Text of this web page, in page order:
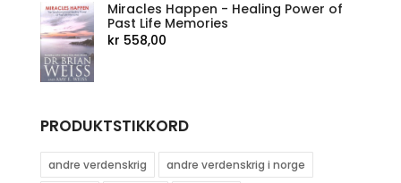
Miracles Happen - Healing Power of
Past Life Memories
kr 558,00
PRODUKTSTIKKORD
andre verdenskrig
andre verdenskrig i norge